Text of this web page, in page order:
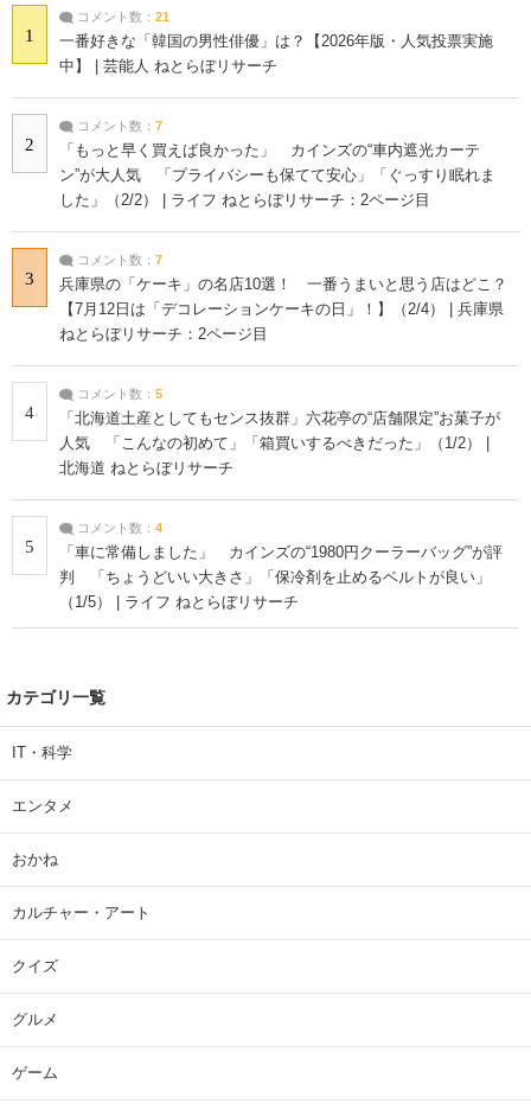
1
コメント数： 21
一番好きな「韓国の男性俳優」は？【2026年版・人気投票実施
中】 | 芸能人 ねとらぼリサーチ
2
コメント数： 7
「もっと早く買えば良かった」 カインズの“車内遮光カーテ
ン”が大人気 「プライバシーも保てて安心」「ぐっすり眠れま
した」（2/2） | ライフ ねとらぼリサーチ：2ページ目
3
コメント数： 7
兵庫県の「ケーキ」の名店10選！ 一番うまいと思う店はどこ？
【7月12日は「デコレーションケーキの日」！】（2/4） | 兵庫県
ねとらぼリサーチ：2ページ目
4
コメント数： 5
「北海道土産としてもセンス抜群」六花亭の“店舗限定”お菓子が
人気 「こんなの初めて」「箱買いするべきだった」（1/2） |
北海道 ねとらぼリサーチ
5
コメント数： 4
「車に常備しました」 カインズの“1980円クーラーバッグ”が評
判 「ちょうどいい大きさ」「保冷剤を止めるベルトが良い」
（1/5） | ライフ ねとらぼリサーチ
カテゴリ一覧
IT・科学
エンタメ
おかね
カルチャー・アート
クイズ
グルメ
ゲーム